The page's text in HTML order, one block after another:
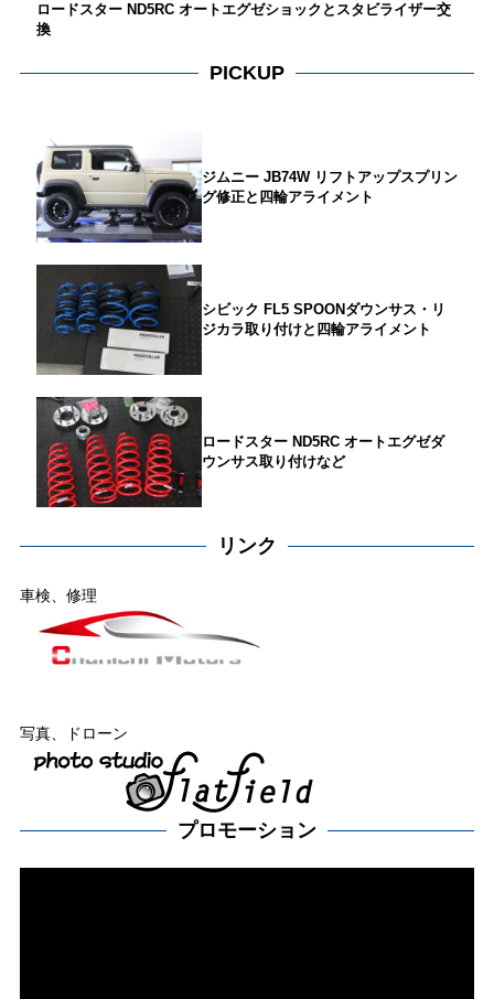
ロードスター ND5RC オートエグゼショックとスタビライザー交
換
PICKUP
ジムニー JB74W リフトアップスプリン
グ修正と四輪アライメント
シビック FL5 SPOONダウンサス・リ
ジカラ取り付けと四輪アライメント
ロードスター ND5RC オートエグゼダ
ウンサス取り付けなど
リンク
車検、修理
写真、ドローン
プロモーション